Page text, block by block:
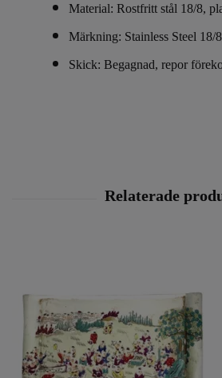
Material: Rostfritt stål 18/8,
Märkning: Stainless Steel 18/
Skick: Begagnad, repor